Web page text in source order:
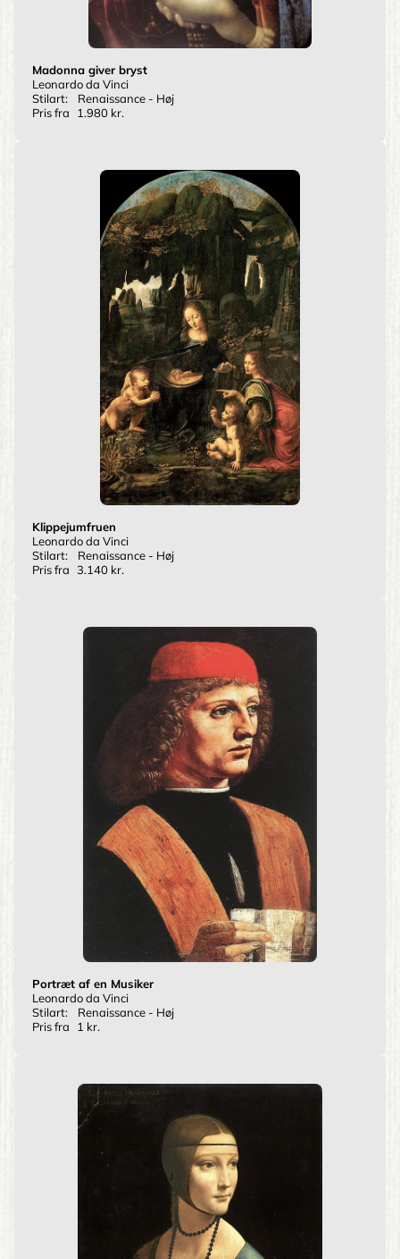
Madonna giver bryst
Leonardo da Vinci
Stilart:
Renaissance - Høj
Pris fra
1.980 kr.
Klippejumfruen
Leonardo da Vinci
Stilart:
Renaissance - Høj
Pris fra 3.140 kr.
Portræt af en Musiker
Leonardo da Vinci
Stilart:
Renaissance - Høj
Pris fra
1 kr.